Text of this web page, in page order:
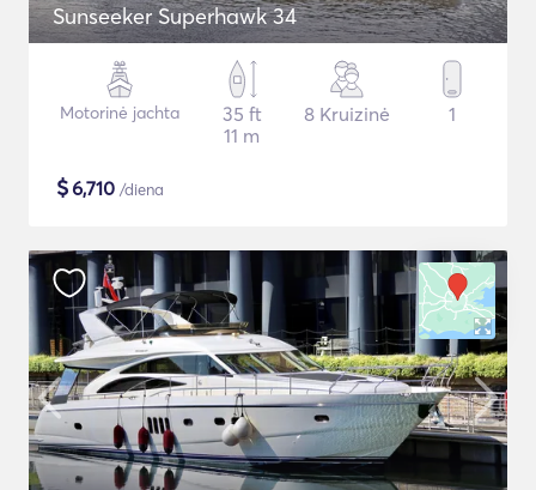
Sunseeker Superhawk 34
Motorinė jachta
35 ft
11 m
8 Kruizinė 1
$6,710 /diena